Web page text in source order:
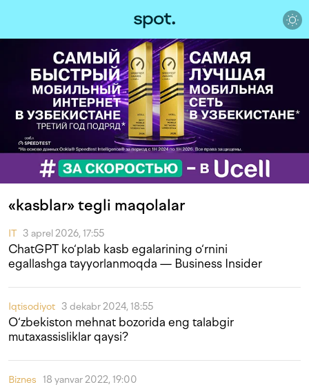
«kasblar» tegli maqolalar
IT 3 aprel 2026, 17:55
ChatGPT ko‘plab kasb egalarining o‘rnini
egallashga tayyorlanmoqda — Business Insider
Iqtisodiyot 3 dekabr 2024, 18:55
O‘zbekiston mehnat bozorida eng talabgir
mutaxassisliklar qaysi?
Biznes 18 yanvar 2022, 19:00